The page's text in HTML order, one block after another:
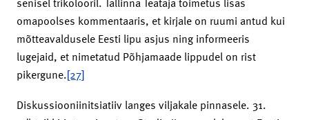
omapoolses kommentaaris, et kirjale on ruumi antud kui
mõtteavaldusele Eesti lipu asjus ning informeeris
lugejaid, et nimetatud Põhjamaade lippudel on rist
pikergune.[27]
Diskussiooniinitsiatiiv langes viljakale pinnasele. 31.